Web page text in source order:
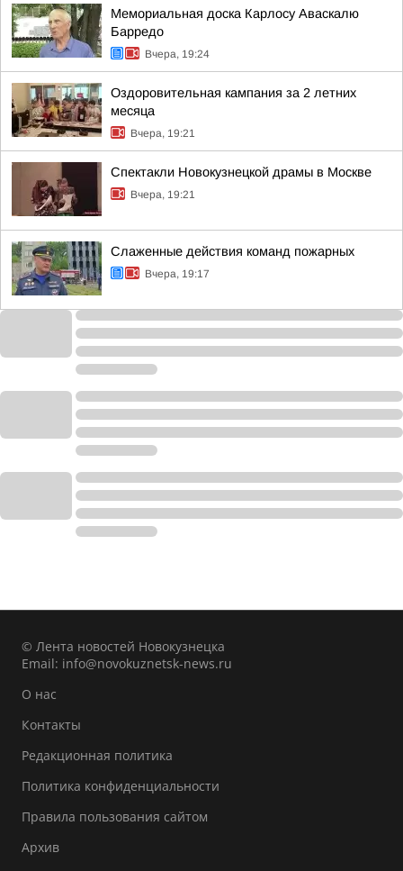
Мемориальная доска Карлосу Аваскалю
Барредо
Вчера, 19:24
Оздоровительная кампания за 2 летних
месяца
Вчера, 19:21
Спектакли Новокузнецкой драмы в Москве
Вчера, 19:21
Слаженные действия команд пожарных
Вчера, 19:17
© Лента новостей Новокузнецка
Email: info@novokuznetsk-news.ru
О нас
Контакты
Редакционная политика
Политика конфиденциальности
Правила пользования сайтом
Архив